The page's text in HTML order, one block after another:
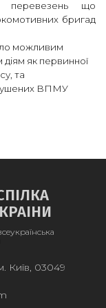
перевезень що
бригад
можливим
як первинної
та
ВПМУ
Київ, 03049